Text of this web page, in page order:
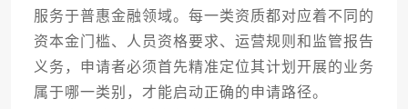
服务于普惠金融领域。每一类资质都对应着不同的
资本金门槛、人员资格要求、运营规则和监管报告
义务，申请者必须首先精准定位其计划开展的业务
属于哪一类别，才能启动正确的申请路径。